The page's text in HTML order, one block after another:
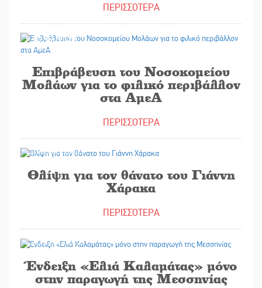
ΠΕΡΙΣΣΟΤΕΡΑ
02/06/2022
Επιβράβευση του Νοσοκομείου
Μολάων για το φιλικό περιβάλλον
στα ΑμεΑ
ΠΕΡΙΣΣΟΤΕΡΑ
Θλίψη για τον θάνατο του Γιάννη
Χάρακα
ΠΕΡΙΣΣΟΤΕΡΑ
Ένδειξη «Ελιά Καλαμάτας» μόνο
στην παραγωγή της Μεσσηνίας